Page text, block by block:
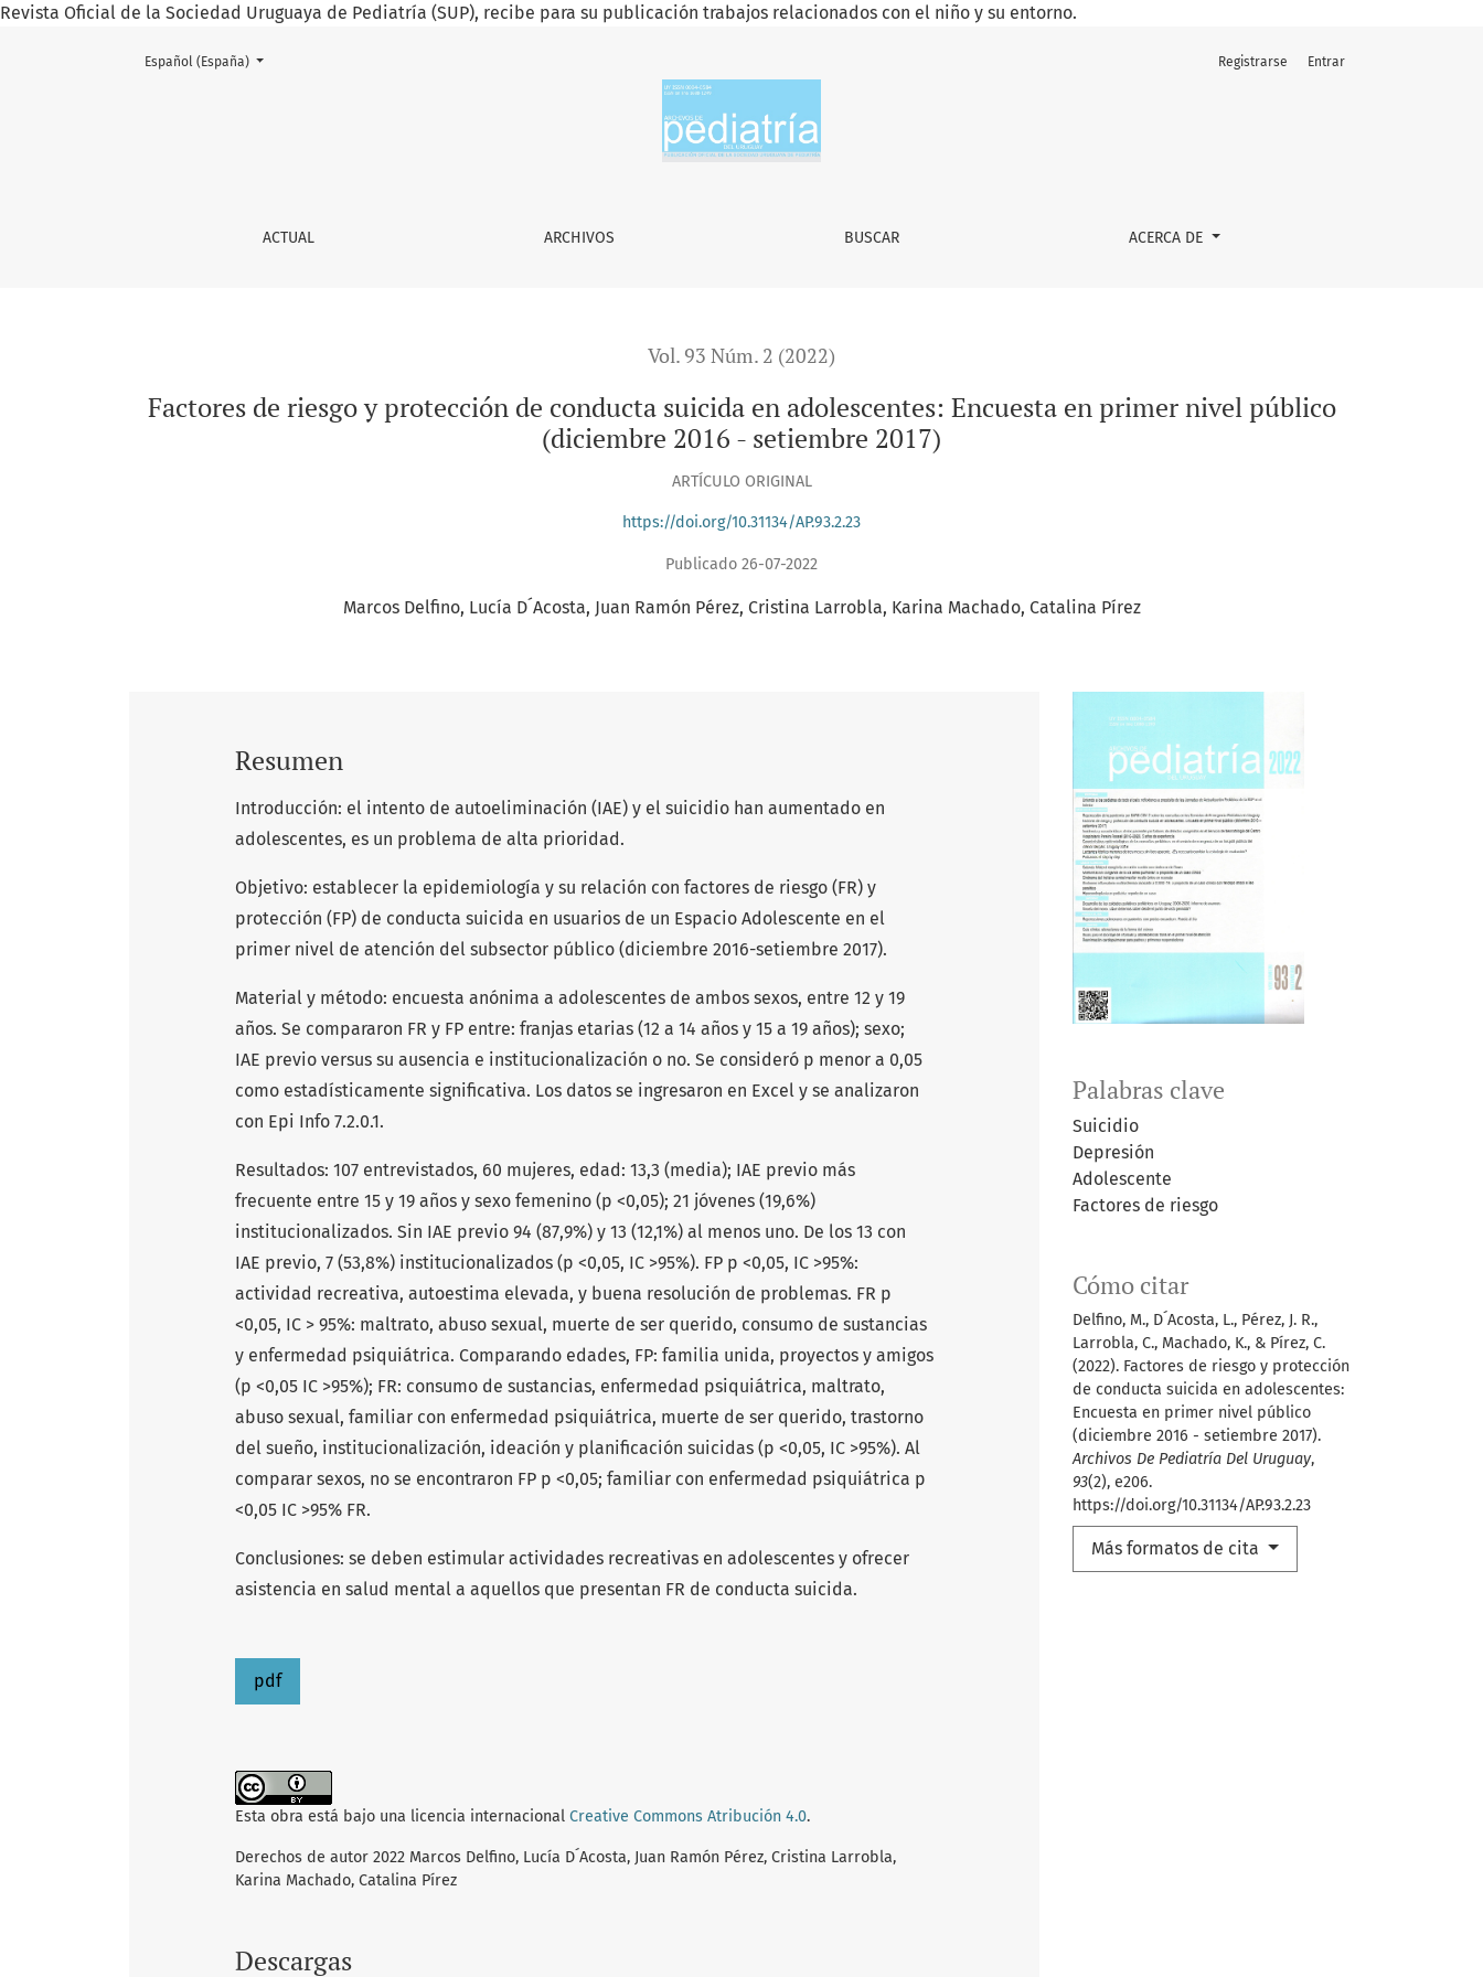
Revista Oficial de la Sociedad Uruguaya de Pediatría (SUP), recibe para su publicación trabajos relacionados con el niño y su entorno.
Factores de riesgo y protección de conducta suicida en adolescentes
ACTUAL ARCHIVOS BUSCAR ACERCA DE
Registrarse Entrar
Cambiar el idioma. El actual es:
Español (España)
Vol. 93 Núm. 2 (2022)
Factores de riesgo y protección de conducta suicida en adolescentes: Encuesta en primer nivel público
(diciembre 2016 - setiembre 2017)
ARTÍCULO ORIGINAL
https://doi.org/10.31134/AP.93.2.23
Publicado 26-07-2022
Marcos Delfino Lucía D´Acosta Juan Ramón Pérez Cristina Larrobla Karina Machado Catalina Pírez
Palabras clave
Suicidio
Depresión
Adolescente
Factores de riesgo
Cómo citar
Delfino, M., D´Acosta, L., Pérez, J. R.,
Larrobla, C., Machado, K., & Pírez, C.
(2022). Factores de riesgo y protección
de conducta suicida en adolescentes:
Encuesta en primer nivel público
(diciembre 2016 - setiembre 2017).
Archivos De Pediatría Del Uruguay,
93(2), e206.
https://doi.org/10.31134/AP.93.2.23
Más formatos de cita
Resumen
Introducción: el intento de autoeliminación (IAE) y el suicidio han aumentado en
adolescentes, es un problema de alta prioridad.
Objetivo: establecer la epidemiología y su relación con factores de riesgo (FR) y
protección (FP) de conducta suicida en usuarios de un Espacio Adolescente en el
primer nivel de atención del subsector público (diciembre 2016-setiembre 2017).
Material y método: encuesta anónima a adolescentes de ambos sexos, entre 12 y 19
años. Se compararon FR y FP entre: franjas etarias (12 a 14 años y 15 a 19 años); sexo;
IAE previo versus su ausencia e institucionalización o no. Se consideró p menor a 0,05
como estadísticamente significativa. Los datos se ingresaron en Excel y se analizaron
con Epi Info 7.2.0.1.
Resultados: 107 entrevistados, 60 mujeres, edad: 13,3 (media); IAE previo más
frecuente entre 15 y 19 años y sexo femenino (p <0,05); 21 jóvenes (19,6%)
institucionalizados. Sin IAE previo 94 (87,9%) y 13 (12,1%) al menos uno. De los 13 con
IAE previo, 7 (53,8%) institucionalizados (p <0,05, IC >95%). FP p <0,05, IC >95%:
actividad recreativa, autoestima elevada, y buena resolución de problemas. FR p
<0,05, IC > 95%: maltrato, abuso sexual, muerte de ser querido, consumo de sustancias
y enfermedad psiquiátrica. Comparando edades, FP: familia unida, proyectos y amigos
(p <0,05 IC >95%); FR: consumo de sustancias, enfermedad psiquiátrica, maltrato,
abuso sexual, familiar con enfermedad psiquiátrica, muerte de ser querido, trastorno
del sueño, institucionalización, ideación y planificación suicidas (p <0,05, IC >95%). Al
comparar sexos, no se encontraron FP p <0,05; familiar con enfermedad psiquiátrica p
<0,05 IC >95% FR.
Conclusiones: se deben estimular actividades recreativas en adolescentes y ofrecer
asistencia en salud mental a aquellos que presentan FR de conducta suicida.
pdf
Esta obra está bajo una licencia internacional Creative Commons Atribución 4.0.
Derechos de autor 2022 Marcos Delfino, Lucía D´Acosta, Juan Ramón Pérez, Cristina Larrobla,
Karina Machado, Catalina Pírez
Descargas